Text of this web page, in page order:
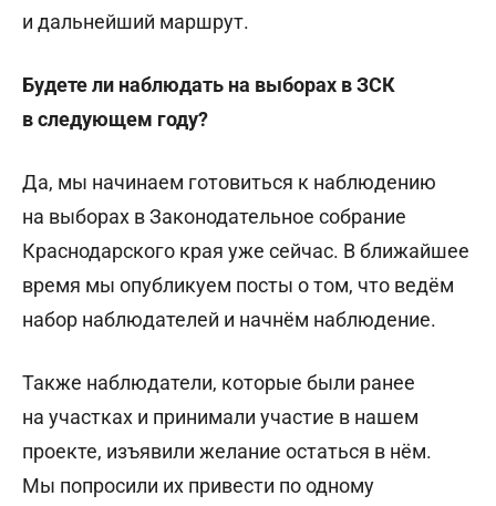
и дальнейший маршрут.
Будете ли наблюдать на выборах в ЗСК
в следующем году?
Да, мы начинаем готовиться к наблюдению
на выборах в Законодательное собрание
Краснодарского края уже сейчас. В ближайшее
время мы опубликуем посты о том, что ведём
набор наблюдателей и начнём наблюдение.
Также наблюдатели, которые были ранее
на участках и принимали участие в нашем
проекте, изъявили желание остаться в нём.
Мы попросили их привести по одному